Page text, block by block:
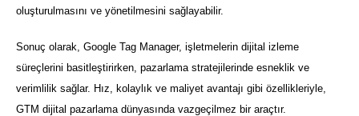
oluşturulmasını ve yönetilmesini sağlayabilir.
Sonuç olarak, Google Tag Manager, işletmelerin dijital izleme
süreçlerini basitleştirirken, pazarlama stratejilerinde esneklik ve
verimlilik sağlar. Hız, kolaylık ve maliyet avantajı gibi özellikleriyle,
GTM dijital pazarlama dünyasında vazgeçilmez bir araçtır.